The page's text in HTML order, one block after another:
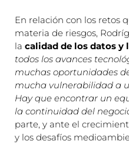
En relación con los retos
materia de riesgos,
la calidad de los datos y
todos los avances
muchas oportunidades
mucha vulnerabilidad a
Hay que encontrar un
la continuidad del
parte, y ante el
y los desafíos